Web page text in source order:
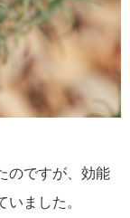
のですが、効能
ました。